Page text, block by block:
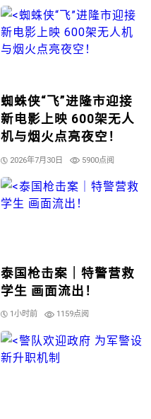
蜘蛛侠“飞”进隆市迎接
新电影上映 600架无人
机与烟火点亮夜空！
2026年7月30日 5900点阅
泰国枪击案｜特警营救
学生 画面流出！
1小时前 1159点阅